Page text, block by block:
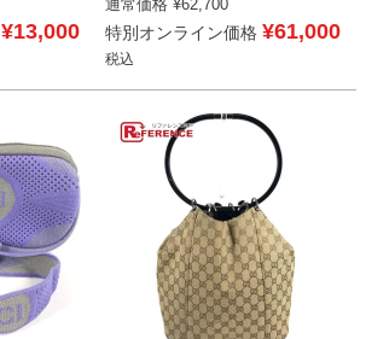
¥13,000
ショルダーバッグ GGスプリー
ムキャンバス ユニセックス ブ
ラック 【中古】
通常価格 ¥62,700
特別オンライン価格 ¥61,000
税込